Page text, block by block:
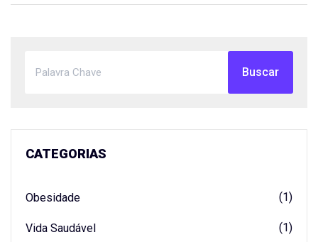
Buscar
CATEGORIAS
Obesidade (1)
Vida Saudável (1)